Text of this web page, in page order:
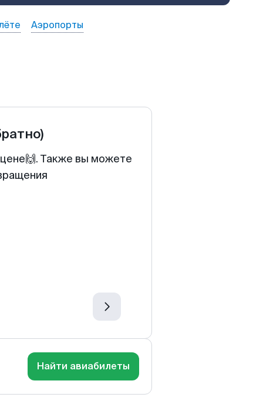
Аэропорты
Также вы можете
Найти авиабилеты